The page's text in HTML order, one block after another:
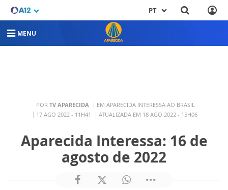
PT
MENU
POR TV APARECIDA
EM APARECIDA INTERESSA AO BRASIL
17 AGO 2022 - 11H41
ATUALIZADA EM 18 AGO 2022 - 15H06
Aparecida Interessa: 16 de
agosto de 2022